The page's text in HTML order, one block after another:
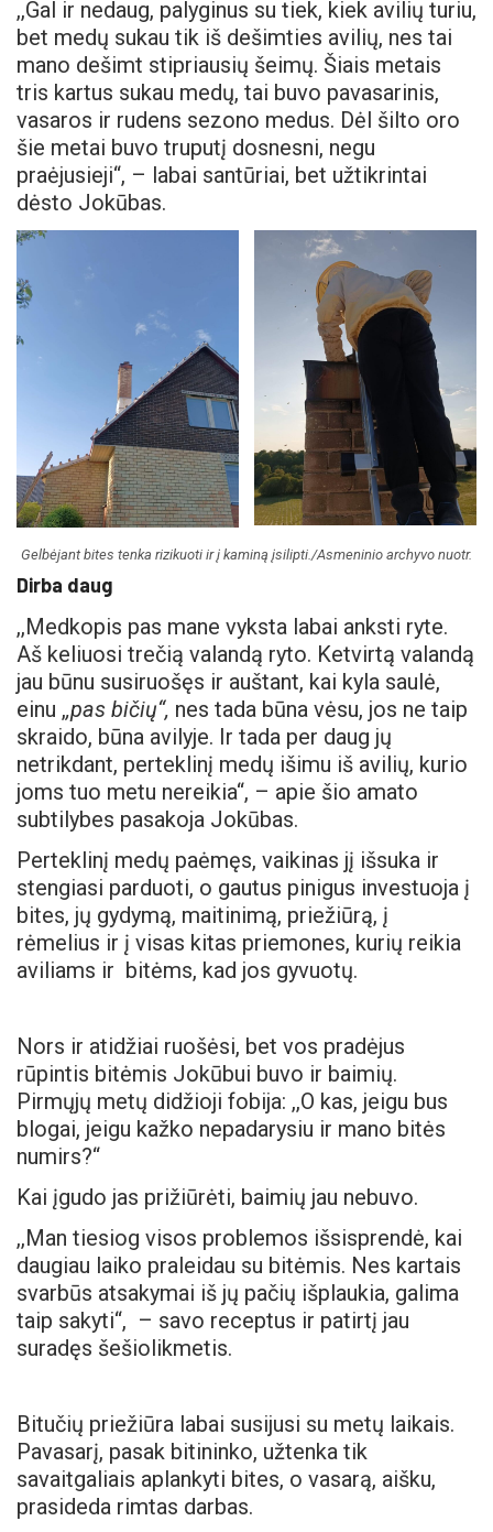
,,Gal ir nedaug, palyginus su tiek, kiek avilių turiu,
bet medų sukau tik iš dešimties avilių, nes tai
mano dešimt stipriausių šeimų. Šiais metais
tris kartus sukau medų, tai buvo pavasarinis,
vasaros ir rudens sezono medus. Dėl šilto oro
šie metai buvo truputį dosnesni, negu
praėjusieji“, – labai santūriai, bet užtikrintai
dėsto Jokūbas.
Gelbėjant bites tenka rizikuoti ir į kaminą įsilipti./Asmeninio archyvo nuotr.
Dirba daug
,,Medkopis pas mane vyksta labai anksti ryte.
Aš keliuosi trečią valandą ryto. Ketvirtą valandą
jau būnu susiruošęs ir auštant, kai kyla saulė,
einu ,,pas bičių“, nes tada būna vėsu, jos ne taip
skraido, būna avilyje. Ir tada per daug jų
netrikdant, perteklinį medų išimu iš avilių, kurio
joms tuo metu nereikia“, – apie šio amato
subtilybes pasakoja Jokūbas.
Perteklinį medų paėmęs, vaikinas jį išsuka ir
stengiasi parduoti, o gautus pinigus investuoja į
bites, jų gydymą, maitinimą, priežiūrą, į
rėmelius ir į visas kitas priemones, kurių reikia
aviliams ir bitėms, kad jos gyvuotų.
Nors ir atidžiai ruošėsi, bet vos pradėjus
rūpintis bitėmis Jokūbui buvo ir baimių.
Pirmųjų metų didžioji fobija: ,,O kas, jeigu bus
blogai, jeigu kažko nepadarysiu ir mano bitės
numirs?“
Kai įgudo jas prižiūrėti, baimių jau nebuvo.
,,Man tiesiog visos problemos išsisprendė, kai
daugiau laiko praleidau su bitėmis. Nes kartais
svarbūs atsakymai iš jų pačių išplaukia, galima
taip sakyti“, – savo receptus ir patirtį jau
suradęs šešiolikmetis.
Bitučių priežiūra labai susijusi su metų laikais.
Pavasarį, pasak bitininko, užtenka tik
savaitgaliais aplankyti bites, o vasarą, aišku,
prasideda rimtas darbas.